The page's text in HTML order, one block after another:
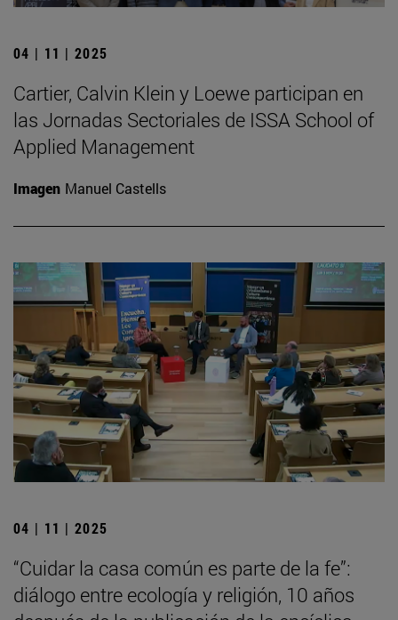
04 | 11 | 2025
Cartier, Calvin Klein y Loewe participan en
las Jornadas Sectoriales de ISSA School of
Applied Management
Imagen Manuel Castells
04 | 11 | 2025
“Cuidar la casa común es parte de la fe”:
diálogo entre ecología y religión, 10 años